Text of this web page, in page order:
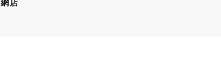
網店